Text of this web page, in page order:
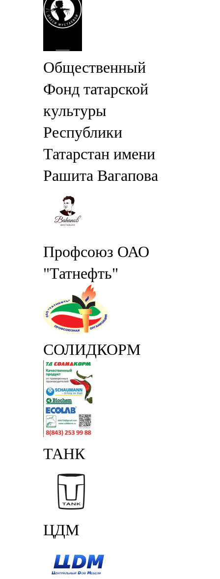
Общественный
Фонд татарской
культуры
Республики
Татарстан имени
Рашита Вагапова
Профсоюз ОАО
"Татнефть"
СОЛИДКОРМ
ТАНК
ЦДМ